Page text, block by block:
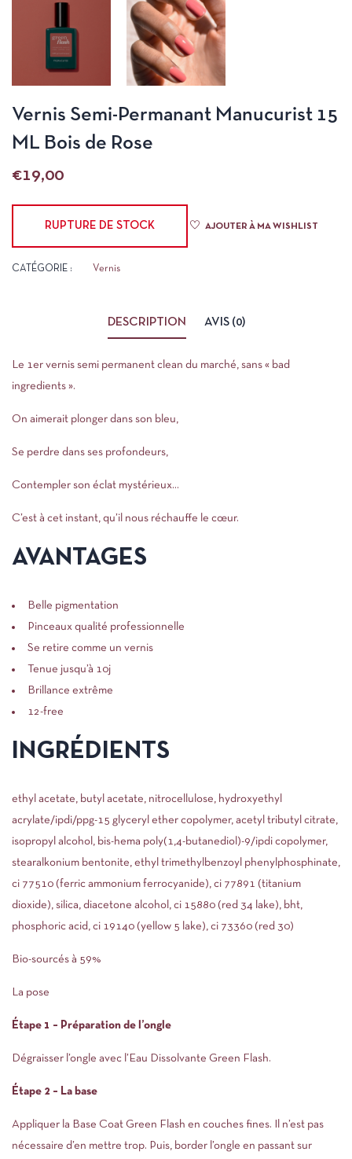
Vernis Semi-Permanant Manucurist 15
ML Bois de Rose
€19,00
RUPTURE DE STOCK AJOUTER À MA WISHLIST
CATÉGORIE : Vernis
DESCRIPTION AVIS (0)
Le 1er vernis semi permanent clean du marché, sans « bad
ingredients ».
On aimerait plonger dans son bleu,
Se perdre dans ses profondeurs,
Contempler son éclat mystérieux…
C’est à cet instant, qu’il nous réchauffe le cœur.
AVANTAGES
Belle pigmentation
Pinceaux qualité professionnelle
Se retire comme un vernis
Tenue jusqu’à 10j
Brillance extrême
12-free
INGRÉDIENTS
ethyl acetate, butyl acetate, nitrocellulose, hydroxyethyl
acrylate/ipdi/ppg-15 glyceryl ether copolymer, acetyl tributyl citrate,
isopropyl alcohol, bis-hema poly(1,4-butanediol)-9/ipdi copolymer,
stearalkonium bentonite, ethyl trimethylbenzoyl phenylphosphinate,
ci 77510 (ferric ammonium ferrocyanide), ci 77891 (titanium
dioxide), silica, diacetone alcohol, ci 15880 (red 34 lake), bht,
phosphoric acid, ci 19140 (yellow 5 lake), ci 73360 (red 30)
Bio-sourcés à 59%
La pose
Étape 1 – Préparation de l’ongle
Dégraisser l’ongle avec l’Eau Dissolvante Green Flash.
Étape 2 – La base
Appliquer la Base Coat Green Flash en couches fines. Il n’est pas
nécessaire d’en mettre trop. Puis, border l’ongle en passant sur